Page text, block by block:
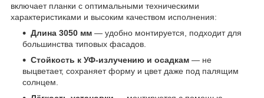
включает планки с оптимальными техническими
характеристиками и высоким качеством исполнения:
Длина 3050 мм — удобно монтируется, подходит для
большинства типовых фасадов.
Стойкость к УФ-излучению и осадкам — не
выцветает, сохраняет форму и цвет даже под палящим
солнцем.